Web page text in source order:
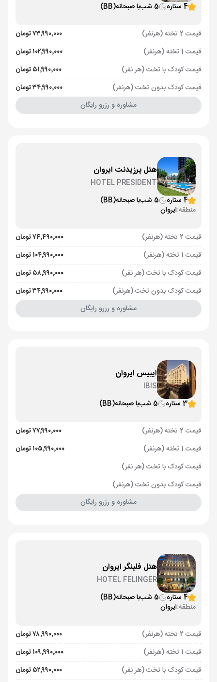
4 ستاره 5 شب با صبحانه(BB)
قیمت 2 تخته (هرنفر)
۷۳٬۹۹۰٬۰۰۰ تومان
قیمت 1 تخته (هرنفر)
۱۰۲٬۹۹۰٬۰۰۰ تومان
قیمت کودک با تخت (هر نفر)
۵۱٬۹۹۰٬۰۰۰ تومان
قیمت کودک بدون تخت (هرنفر)
۳۴٬۹۹۰٬۰۰۰ تومان
مشاوره و رزرو رایگان
هتل پرزیدنت ایروان
HOTEL PRESIDENT
4 ستاره
5 شب با صبحانه(BB)
منطقه:ایروان
قیمت 2 تخته (هرنفر)
۷۴٬۴۹۰٬۰۰۰ تومان
قیمت 1 تخته (هرنفر)
۱۰۴٬۹۹۰٬۰۰۰ تومان
قیمت کودک با تخت (هر نفر)
۵۸٬۹۹۰٬۰۰۰ تومان
قیمت کودک بدون تخت (هرنفر)
۳۴٬۹۹۰٬۰۰۰ تومان
مشاوره و رزرو رایگان
ایبیس ایروان
IBIS
3 ستاره
5 شب با صبحانه(BB)
قیمت 2 تخته (هرنفر)
۷۷٬۹۹۰٬۰۰۰ تومان
قیمت 1 تخته (هرنفر)
۱۰۵٬۹۹۰٬۰۰۰ تومان
قیمت کودک با تخت (هر نفر)
قیمت کودک بدون تخت (هرنفر)
مشاوره و رزرو رایگان
هتل فلینگر ایروان
HOTEL FELINGER
4 ستاره
5 شب با صبحانه(BB)
منطقه:ایروان
قیمت 2 تخته (هرنفر)
۷۸٬۹۹۰٬۰۰۰ تومان
قیمت 1 تخته (هرنفر)
۱۰۹٬۹۹۰٬۰۰۰ تومان
قیمت کودک با تخت (هر نفر)
۵۲٬۹۹۰٬۰۰۰ تومان